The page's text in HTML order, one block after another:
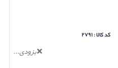
کد کالا : ۲۷۹۱
بزودی...